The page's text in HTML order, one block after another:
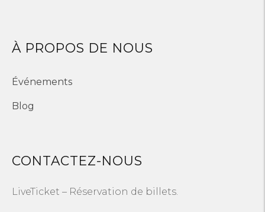
À PROPOS DE NOUS
Événements
Blog
CONTACTEZ-NOUS
LiveTicket – Réservation de billets.